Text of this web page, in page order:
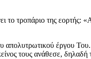
το τροπάριο της
έργου
τους ανάθεσε,